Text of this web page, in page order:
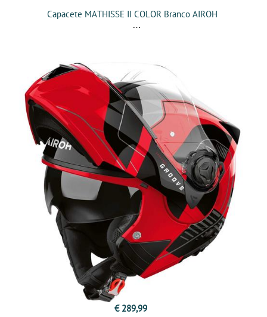
Capacete MATHISSE II COLOR Branco AIROH
€ 289,99